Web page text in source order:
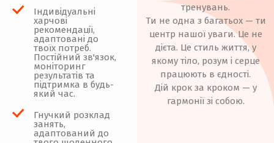
Індивідуальні
харчові
рекомендації,
адаптовані до
твоїх потреб.
Постійний зв'язок,
моніторинг
результатів та
підтримка в будь-
який час.
Гнучкий розклад
занять,
адаптований до
тренувань.
Ти не одна з багатьох — ти
центр нашої уваги. Це не
дієта. Це стиль життя, у
якому тіло, розум і серце
працюють в єдності.
Дій крок за кроком — у
гармонії зі собою.